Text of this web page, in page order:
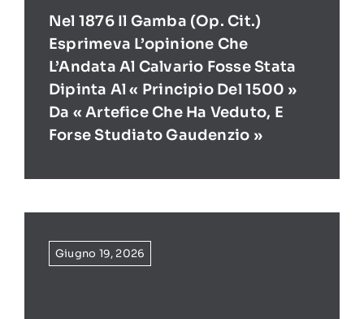
Nel 1876 Il Gamba (op. Cit.)
Esprimeva L’opinione Che
L’Andata Al Calvario Fosse Stata
Dipinta Al « Principio Del 1500 »
Da « Artefice Che Ha Veduto, E
Forse Studiato Gaudenzio »
Giugno 19, 2026